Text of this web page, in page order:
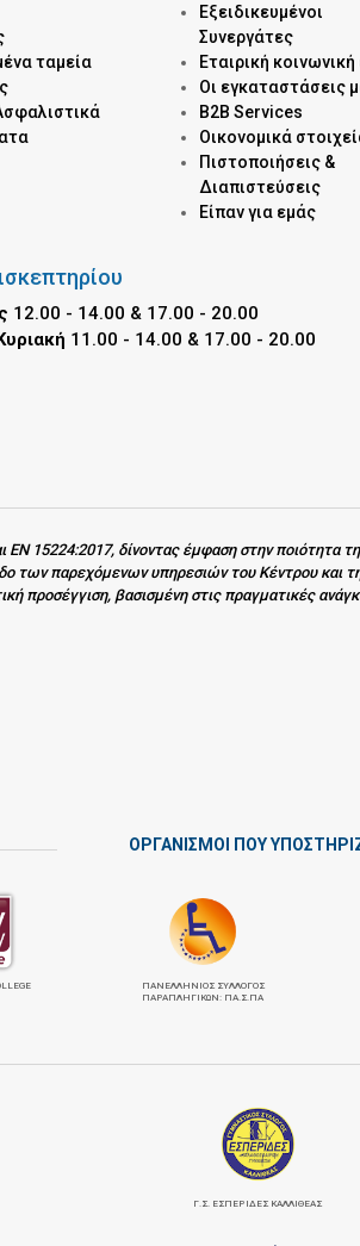
ταμεία
Εξειδικευμένοι
Συνεργάτες
Εταιρική
Οι εγκαταστάσεις
B2B Services
Οικονομικά
Πιστοποιήσεις &
Διαπιστεύσεις
Είπαν για εμάς
12.00 - 14.00 & 17.00 - 20.00
11.00 - 14.00 & 17.00 - 20.00
15224:2017, δίνοντας έμφαση στην ποιότητα
των παρεχόμενων υπηρεσιών του Κέντρου και
προσέγγιση, βασισμένη στις πραγματικές
ΟΡΓΑΝΙΣΜΟΙ ΠΟΥ
ΠΑΝΕΛΛΉΝΙΟΣ ΣΎΛΛΟΓΟΣ
ΠΑΡΑΠΛΗΓΙΚΏΝ: ΠΑ.Σ.ΠΑ
Γ.Σ. ΕΣΠΕΡΙΔΕΣ ΚΑΛΛΙΘΕΑΣ